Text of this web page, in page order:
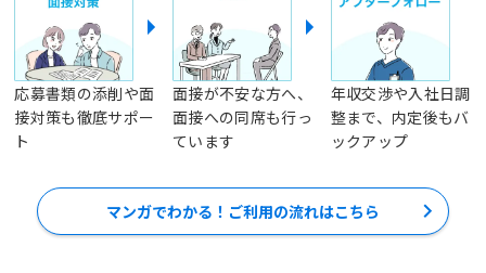
応募書類の添削や面
接対策も徹底サポー
ト
面接が不安な方へ、
面接への同席も行っ
ています
年収交渉や入社日調
整まで、内定後もバ
ックアップ
マンガでわかる！ご利用の流れはこちら